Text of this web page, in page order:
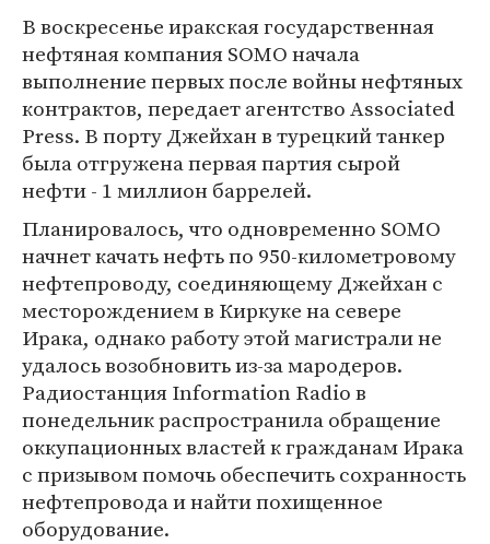
В воскресенье иракская государственная
нефтяная компания SOMO начала
выполнение первых после войны нефтяных
контрактов, передает агентство Associated
Press. В порту Джейхан в турецкий танкер
была отгружена первая партия сырой
нефти - 1 миллион баррелей.
Планировалось, что одновременно SOMO
начнет качать нефть по 950-километровому
нефтепроводу, соединяющему Джейхан с
месторождением в Киркуке на севере
Ирака, однако работу этой магистрали не
удалось возобновить из-за мародеров.
Радиостанция Information Radio в
понедельник распространила обращение
оккупационных властей к гражданам Ирака
с призывом помочь обеспечить сохранность
нефтепровода и найти похищенное
оборудование.